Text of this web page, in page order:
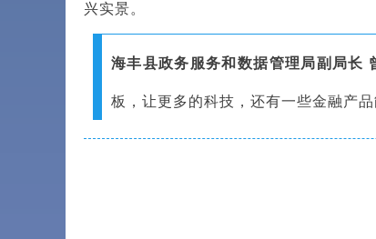
兴实景。
海丰县政务服务和数据管理局副局长
板，让更多的科技，还有一些金融产品